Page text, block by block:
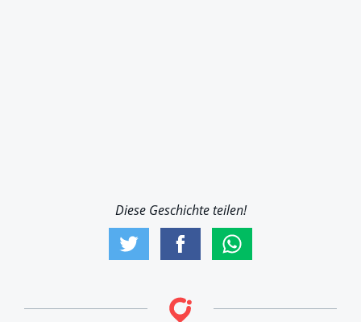
Diese Geschichte teilen!